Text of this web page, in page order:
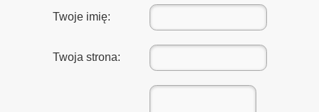
Twoje imię:
Twoja strona: